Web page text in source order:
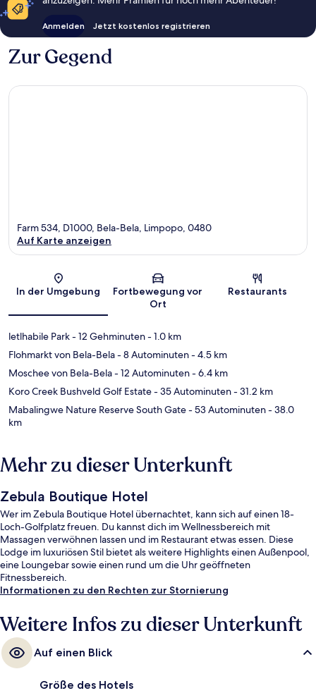
Anmelden Jetzt kostenlos registrieren
Zur Gegend
Karte
Farm 534, D1000, Bela-Bela, Limpopo, 0480
Auf Karte anzeigen
In der Umgebung
Fortbewegung vor
Ort
Restaurants
letlhabile Park- 12 Gehminuten- 1.0 km
Flohmarkt von Bela-Bela- 8 Autominuten- 4.5 km
Moschee von Bela-Bela- 12 Autominuten- 6.4 km
Koro Creek Bushveld Golf Estate- 35 Autominuten- 31.2 km
Mabalingwe Nature Reserve South Gate- 53 Autominuten- 38.0
km
Mehr zu dieser Unterkunft
Zebula Boutique Hotel
Wer im Zebula Boutique Hotel übernachtet, kann sich auf einen 18-
Loch-Golfplatz freuen. Du kannst dich im Wellnessbereich mit
Massagen verwöhnen lassen und im Restaurant etwas essen. Diese
Lodge im luxuriösen Stil bietet als weitere Highlights einen Außenpool,
eine Loungebar sowie einen rund um die Uhr geöffneten
Fitnessbereich.
Informationen zu den Rechten zur Stornierung
Weitere Infos zu dieser Unterkunft
Auf einen Blick
Größe des Hotels